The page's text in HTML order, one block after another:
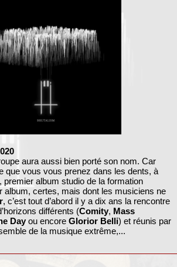
aura aussi bien porté son nom. Car
que vous vous prenez dans les dents, à
, premier album studio de la formation
album, certes, mais dont les musiciens ne
, c’est tout d’abord il y a dix ans la rencontre
différents (Comity, Mass
Dayou encore Glorior Belli) et réunis par
de la musique extrême,...